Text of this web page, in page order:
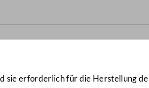
öffnen
sie erforderlich für die Herstellung